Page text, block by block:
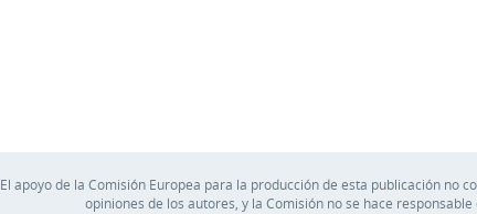
El apoyo de la Comisión Europea para la producción de esta publicación no
opiniones de los autores, y la Comisión no se hace